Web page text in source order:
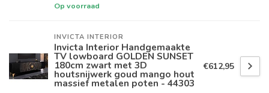
Op voorraad
INVICTA INTERIOR
Invicta Interior Handgemaakte
TV lowboard GOLDEN SUNSET
180cm zwart met 3D
houtsnijwerk goud mango hout
massief metalen poten - 44303
€612,95